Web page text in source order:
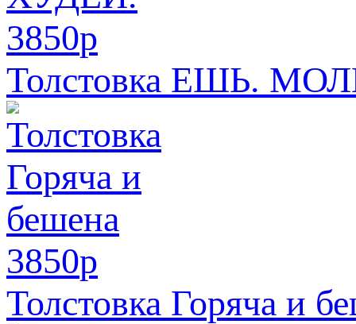
3850p
Толстовка ЕШЬ.
3850p
Толстовка Горяча и